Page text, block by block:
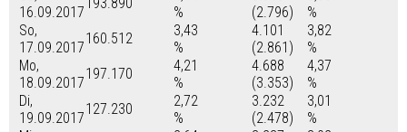
16.09.2017
%
(2.796)
%
So,
17.09.2017
160.512
3,43
%
4.101
(2.861)
3,82
%
Mo,
18.09.2017
197.170
4,21
%
4.688
(3.353)
4,37
%
Di,
19.09.2017
127.230
2,72
%
3.232
(2.478)
3,01
%